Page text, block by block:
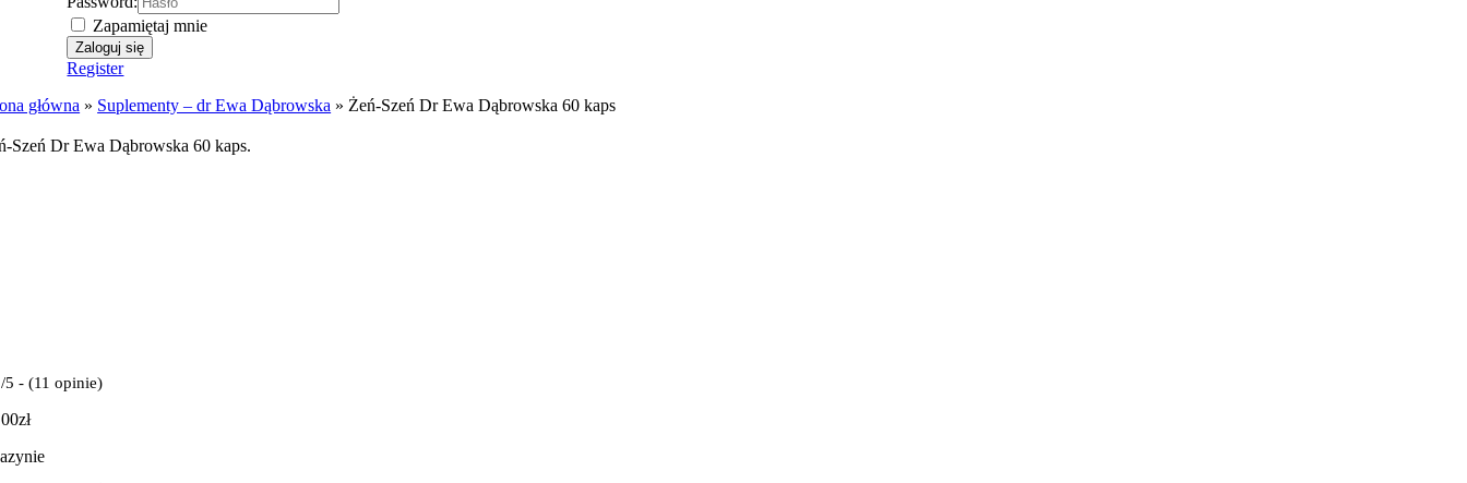
Zapamiętaj mnie
Register
główna » Suplementy – dr Ewa Dąbrowska » Żeń-Szeń Dr Ewa Dąbrowska 60 kaps
Szeń Dr Ewa Dąbrowska 60 kaps.
5 - (11 opinie)
zł